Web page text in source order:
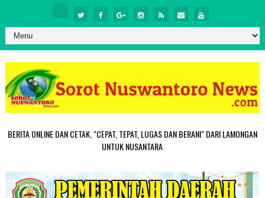
BERITA ONLINE DAN CETAK, "CEPAT, TEPAT, LUGAS DAN BERANI" DARI LAMONGAN
UNTUK NUSANTARA